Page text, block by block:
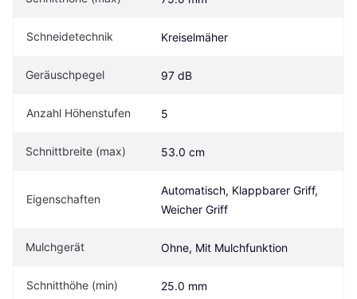
Schneidetechnik Kreiselmäher
Geräuschpegel 97 dB
Anzahl Höhenstufen 5
Schnittbreite (max) 53.0 cm
Eigen­schaften
Automatisch, Klappbarer Griff,
Weicher Griff
Mulchgerät Ohne, Mit Mulchfunktion
Schnitthöhe (min) 25.0 mm